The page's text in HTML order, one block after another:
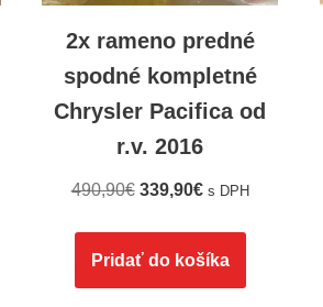
2x rameno predné
spodné kompletné
Chrysler Pacifica od
r.v. 2016
490,90€ 339,90€ s DPH
Pridať do košíka